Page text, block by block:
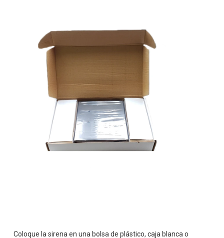
Coloque la sirena en una bolsa de plástico, caja blanca o